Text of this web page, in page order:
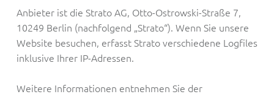
Anbieter ist die Strato AG, Otto-Ostrowski-Straße 7,
10249 Berlin (nachfolgend „Strato“). Wenn Sie unsere
Website besuchen, erfasst Strato verschiedene Logfiles
inklusive Ihrer IP-Adressen.
Weitere Informationen entnehmen Sie der